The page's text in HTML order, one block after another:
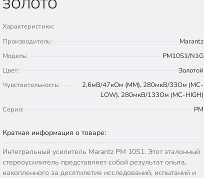
ЗОЛОТО
Характеристики:
Производитель:
Marantz
Модель:
PM10S1/N1G
Цвет:
Золотой
Чувствительность:
2,6мВ/47кОм (MM), 280мкВ/33Ом (MС-
LOW), 280мкВ/133Ом (MС-HIGH)
Серия:
PM
Краткая информация о товаре:
Интегральный усилитель Marantz PM 10S1. Этот эталонный
стереоусилитель представляет собой результат опыта,
накопленного за десятилетия исследований, испытаний и